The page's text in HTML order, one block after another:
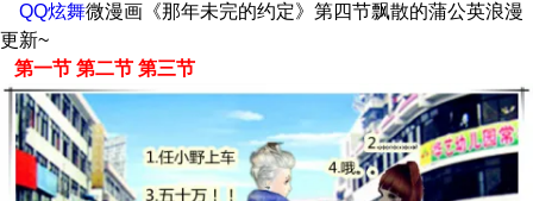
QQ炫舞微漫画《那年未完的约定》第四节飘散的蒲公英浪漫
更新~
第一节 第二节 第三节